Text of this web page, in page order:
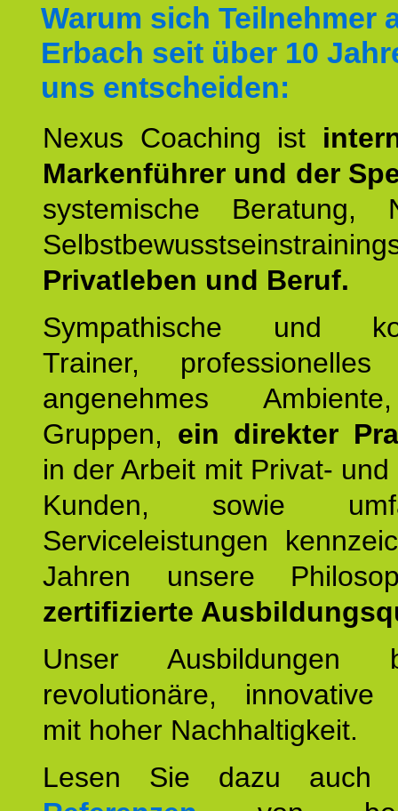
Warum sich Teilnehmer
Erbach seit über 10
uns entscheiden:
Nexus Coaching ist
Markenführer und der
systemische Beratung,
Privatleben und Beruf.
Sympathische und
Trainer, professionelles
angenehmes
Gruppen, ein direkter
in der Arbeit mit Privat-
Kunden, sowie
Serviceleistungen
Jahren unsere
zertifizierte
Unser Ausbildungen
revolutionäre, innovative
mit hoher Nachhaltigkeit.
Lesen Sie dazu